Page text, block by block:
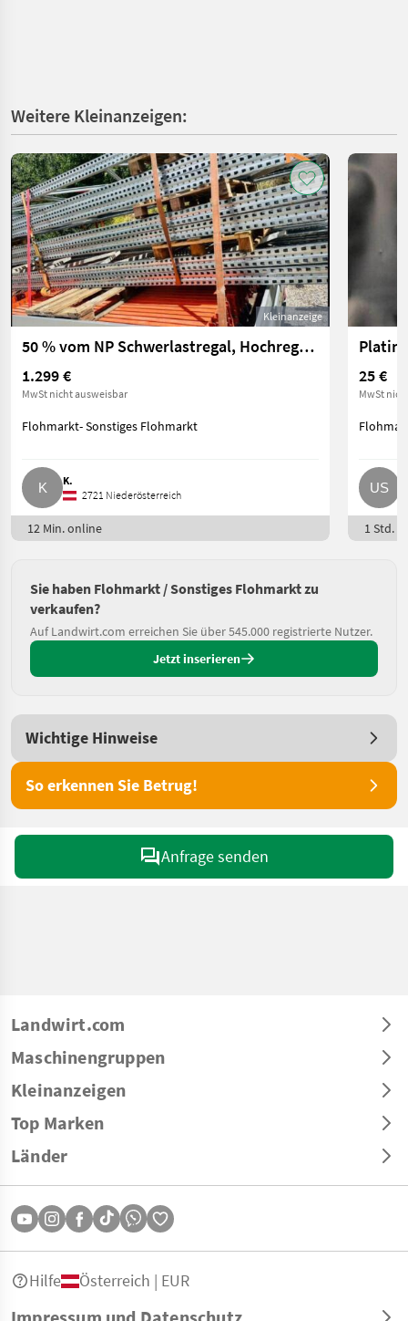
Weitere Kleinanzeigen:
Kleinanzeige
50 % vom NP Schwerlastregal, Hochregal, Palettenregal
1.299 €
MwSt nicht ausweisbar
Flohmarkt- Sonstiges Flohmarkt
K.
2721 Niederösterreich
12 Min. online
25 €
MwSt
1 Std.
Sie haben Flohmarkt / Sonstiges Flohmarkt zu
verkaufen?
Auf Landwirt.com erreichen Sie über 545.000 registrierte Nutzer.
Jetzt inserieren
Wichtige Hinweise
So erkennen Sie Betrug!
Anfrage senden
Landwirt.com
Maschinengruppen
Kleinanzeigen
Top Marken
Länder
Hilfe Österreich | EUR